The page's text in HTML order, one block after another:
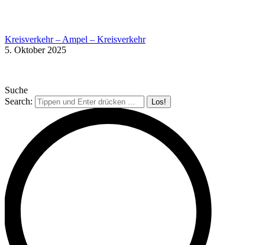
Kreisverkehr – Ampel – Kreisverkehr
5. Oktober 2025
Suche
Search: